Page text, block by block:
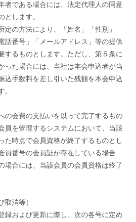
者である場合には、法定代理人の同意
とします。
定の方法により、「姓名」「性別」
話番号」「メールアドレス」等の提供
するものとします。ただし、第５条に
った場合には、当社は本会申込者が当
込手数料を差し引いた残額を本会申込
。
の会費の支払いを以って完了するもの
員を管理するシステムにおいて、当該
た時点で会員資格が終了するものとし
員番号の会員証が存在している場合
場合には、当該会員の会員資格は終了
取消等）
録および更新に際し、次の各号に定め